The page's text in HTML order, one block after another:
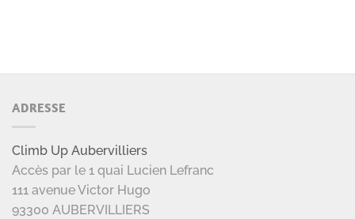
ADRESSE
Climb Up Aubervilliers
Accès par le 1 quai Lucien Lefranc
111 avenue Victor Hugo
93300 AUBERVILLIERS